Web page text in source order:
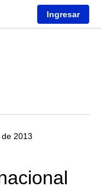
Ingresar
2013